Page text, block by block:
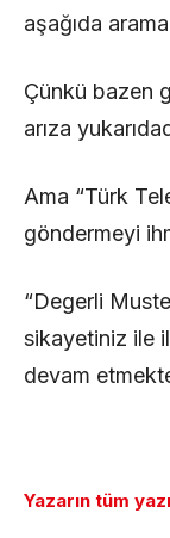
aşağıda
Çünkü bazen
arıza
Ama “Türk
göndermeyi
“Degerli
sikayetiniz ile
devam
Yazarın tüm